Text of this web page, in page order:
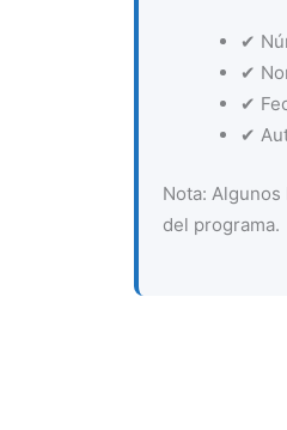
✔
✔
✔
✔
Nota:
del programa.